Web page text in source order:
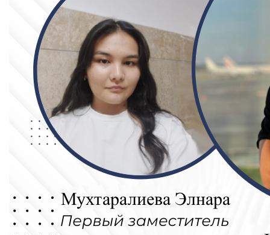
Менеджмент и управление бизнесом
Туризм
Лечебное дело
Информационные технологии
ЭЛЕКТРОННОЕ ОБРАЗОВАНИЕ
Открытые образовательные ресурсы
Онлайн конференции и вебинары
НАУКА
Стратегические направления